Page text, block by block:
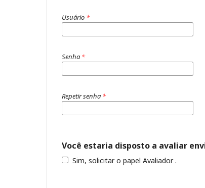
Usuário *
Senha *
Repetir senha *
Você estaria disposto a avaliar
Sim, solicitar o papel Avaliador .